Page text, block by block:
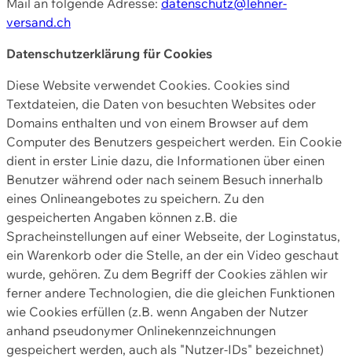
versand.ch
Datenschutzerklärung für Cookies
Diese Website verwendet Cookies. Cookies sind
Textdateien, die Daten von besuchten Websites oder
Domains enthalten und von einem Browser auf dem
Computer des Benutzers gespeichert werden. Ein Cookie
dient in erster Linie dazu, die Informationen über einen
Benutzer während oder nach seinem Besuch innerhalb
eines Onlineangebotes zu speichern. Zu den
gespeicherten Angaben können z.B. die
Spracheinstellungen auf einer Webseite, der Loginstatus,
ein Warenkorb oder die Stelle, an der ein Video geschaut
wurde, gehören. Zu dem Begriff der Cookies zählen wir
ferner andere Technologien, die die gleichen Funktionen
wie Cookies erfüllen (z.B. wenn Angaben der Nutzer
anhand pseudonymer Onlinekennzeichnungen
gespeichert werden, auch als "Nutzer-IDs" bezeichnet)